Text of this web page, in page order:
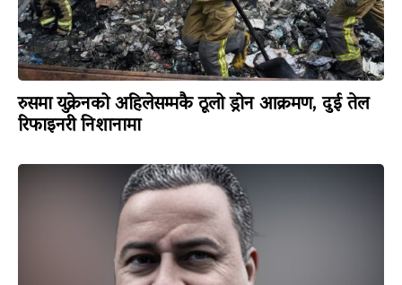
रुसमा युक्रेनको अहिलेसम्मकै ठूलो ड्रोन आक्रमण, दुई तेल
रिफाइनरी निशानामा